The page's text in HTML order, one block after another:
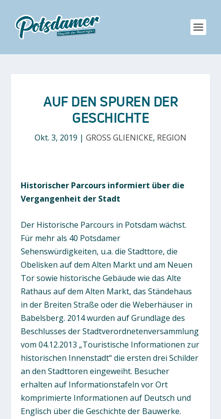
AUF DEN SPUREN DER
GESCHICHTE
Okt. 3, 2019 | GROSS GLIENICKE, REGION
Historischer Parcours informiert über die
Vergangenheit der Stadt
Der Historische Parcours in Potsdam wächst.
Für mehr als 40 Potsdamer
Sehenswürdigkeiten, u.a. die Stadttore, die
Obelisken auf dem Alten Markt und am Neuen
Tor sowie historische Gebäude wie das Alte
Rathaus auf dem Alten Markt, das Ständehaus
in der Breiten Straße oder die Weberhäuser in
Babelsberg. 2014 wurden auf Grundlage des
Beschlusses der Stadtverordnetenversammlung
vom 04.12.2013 „Touristische Informationen zur
historischen Innenstadt“ die ersten drei Schilder
an den Stadttoren eingeweiht. Besucher
erhalten auf Informationstafeln vor Ort
komprimierte Informationen auf Deutsch und
Englisch über die Geschichte der Bauwerke.